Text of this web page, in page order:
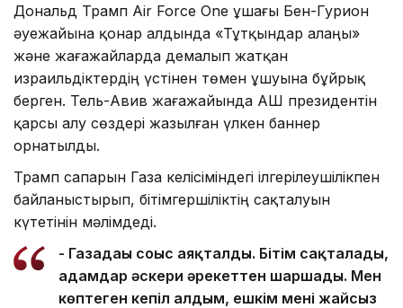
Дональд Трамп Air Force One ұшағы Бен-Гурион
әуежайына қонар алдында «Тұтқындар алаңы»
және жағажайларда демалып жатқан
израильдіктердің үстінен төмен ұшуына бұйрық
берген. Тель-Авив жағажайында АҚШ президентін
қарсы алу сөздері жазылған үлкен баннер
орнатылды.
Трамп сапарын Газа келісіміндегі ілгерілеушілікпен
байланыстырып, бітімгершіліктің сақталуын
күтетінін мәлімдеді.
- Газадағы соғыс аяқталды. Бітім сақталады,
адамдар әскери әрекеттен шаршады. Мен
көптеген кепіл алдым, ешкім мені жайсыз